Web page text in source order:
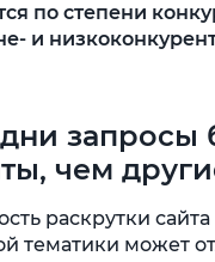
по степени
и
запросы
чем
раскрутки
тематики может